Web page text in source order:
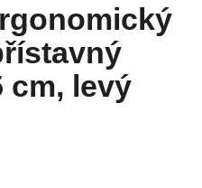
cm, levý